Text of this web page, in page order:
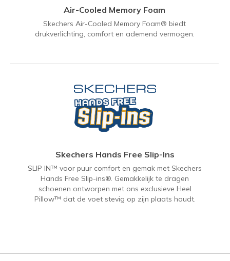
Air-Cooled Memory Foam
Skechers Air-Cooled Memory Foam® biedt
drukverlichting, comfort en ademend vermogen.
Skechers Hands Free Slip-Ins
SLIP IN™ voor puur comfort en gemak met Skechers
Hands Free Slip-ins®. Gemakkelijk te dragen
schoenen ontworpen met ons exclusieve Heel
Pillow™ dat de voet stevig op zijn plaats houdt.